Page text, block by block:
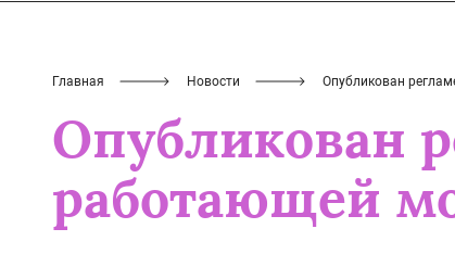
Главная Новости Опубликован
Опубликован
работающей